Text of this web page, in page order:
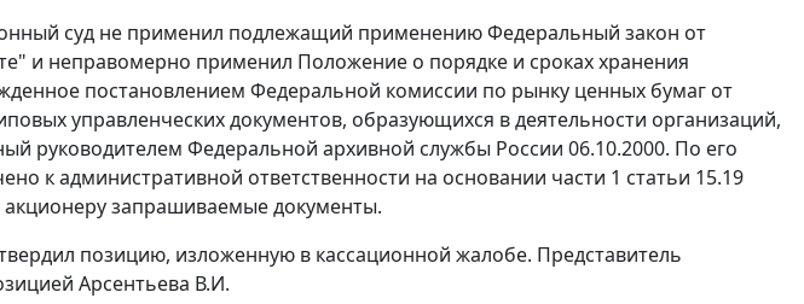
суд не применил подлежащий применениюФедеральный закон от
и неправомерно применил Положение о порядке и сроках хранения
постановлением Федеральной комиссии по рынку ценных бумаг от
управленческих документов, образующихся в деятельности организаций,
руководителем Федеральной архивной службы России 06.10.2000. По его
к административной ответственности на основании части 1 статьи 15.19
запрашиваемые документы.
позицию, изложенную в кассационной жалобе. Представитель
Арсентьева В.И.